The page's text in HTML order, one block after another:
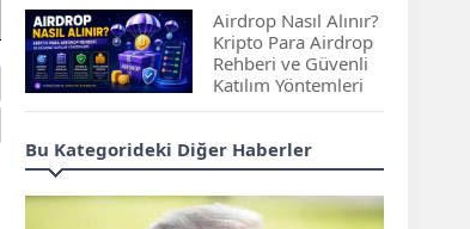
Airdrop Nasıl Alınır?
Kripto Para Airdrop
Rehberi ve Güvenli
Katılım Yöntemleri
Spot ve Vadeli İşlem
Arasındaki Farklar |
İçin Daha Uygun?
Bu Kategorideki Diğer Haberler